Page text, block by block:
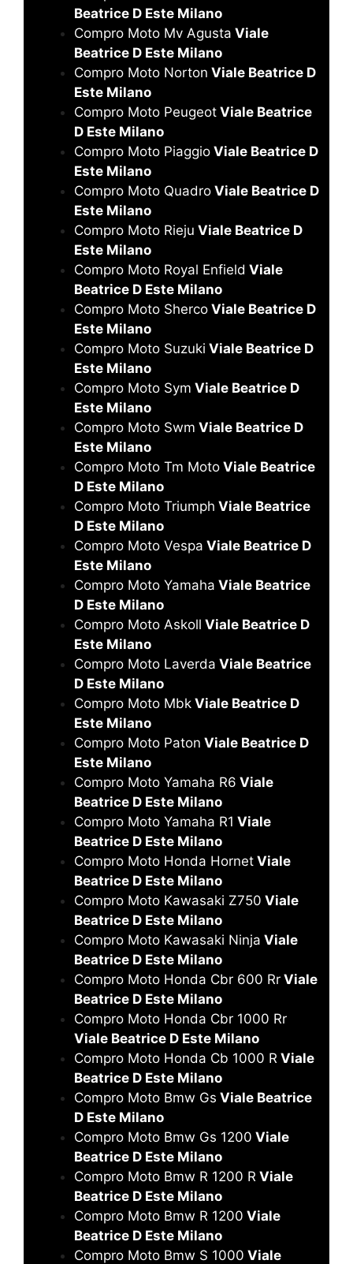
Beatrice D Este Milano
Compro Moto Mv Agusta Viale
Beatrice D Este Milano
Compro Moto Norton Viale Beatrice D
Este Milano
Compro Moto Peugeot Viale Beatrice
D Este Milano
Compro Moto Piaggio Viale Beatrice D
Este Milano
Compro Moto Quadro Viale Beatrice D
Este Milano
Compro Moto Rieju Viale Beatrice D
Este Milano
Compro Moto Royal Enfield Viale
Beatrice D Este Milano
Compro Moto Sherco Viale Beatrice D
Este Milano
Compro Moto Suzuki Viale Beatrice D
Este Milano
Compro Moto Sym Viale Beatrice D
Este Milano
Compro Moto Swm Viale Beatrice D
Este Milano
Compro Moto Tm Moto Viale Beatrice
D Este Milano
Compro Moto Triumph Viale Beatrice
D Este Milano
Compro Moto Vespa Viale Beatrice D
Este Milano
Compro Moto Yamaha Viale Beatrice
D Este Milano
Compro Moto Askoll Viale Beatrice D
Este Milano
Compro Moto Laverda Viale Beatrice
D Este Milano
Compro Moto Mbk Viale Beatrice D
Este Milano
Compro Moto Paton Viale Beatrice D
Este Milano
Compro Moto Yamaha R6 Viale
Beatrice D Este Milano
Compro Moto Yamaha R1 Viale
Beatrice D Este Milano
Compro Moto Honda Hornet Viale
Beatrice D Este Milano
Compro Moto Kawasaki Z750 Viale
Beatrice D Este Milano
Compro Moto Kawasaki Ninja Viale
Beatrice D Este Milano
Compro Moto Honda Cbr 600 Rr Viale
Beatrice D Este Milano
Compro Moto Honda Cbr 1000 Rr
Viale Beatrice D Este Milano
Compro Moto Honda Cb 1000 R Viale
Beatrice D Este Milano
Compro Moto Bmw Gs Viale Beatrice
D Este Milano
Compro Moto Bmw Gs 1200 Viale
Beatrice D Este Milano
Compro Moto Bmw R 1200 R Viale
Beatrice D Este Milano
Compro Moto Bmw R 1200 Viale
Beatrice D Este Milano
Compro Moto Bmw S 1000 Viale